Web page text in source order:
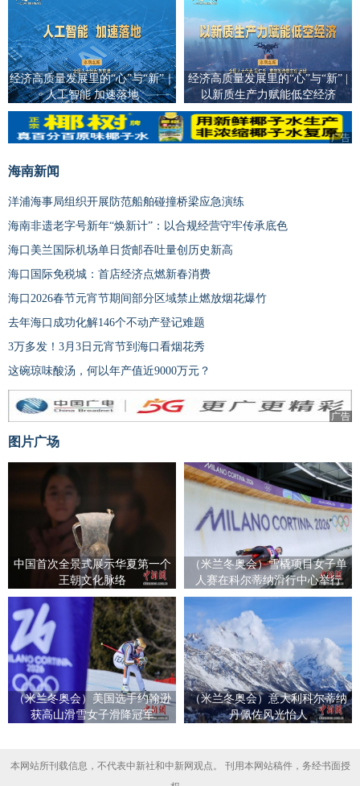
经济高质量发展里的“心”与“新”｜
人工智能 加速落地
经济高质量发展里的“心”与“新” |
以新质生产力赋能低空经济
广告
海南新闻
洋浦海事局组织开展防范船舶碰撞桥梁应急演练
海南非遗老字号新年“焕新计”：以合规经营守牢传承底色
海口美兰国际机场单日货邮吞吐量创历史新高
海口国际免税城：首店经济点燃新春消费
海口2026春节元宵节期间部分区域禁止燃放烟花爆竹
去年海口成功化解146个不动产登记难题
3万多发！3月3日元宵节到海口看烟花秀
这碗琼味酸汤，何以年产值近9000万元？
广告
图片广场
中国首次全景式展示华夏第一个
王朝文化脉络
（米兰冬奥会）雪橇项目女子单
人赛在科尔蒂纳滑行中心举行
（米兰冬奥会）美国选手约翰逊
获高山滑雪女子滑降冠军
（米兰冬奥会）意大利科尔蒂纳
丹佩佐风光怡人
本网站所刊载信息，不代表中新社和中新网观点。 刊用本网站稿件，务经书面授